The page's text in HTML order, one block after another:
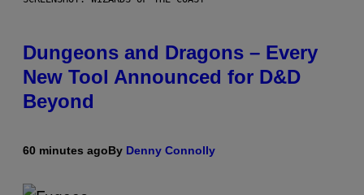
Dungeons and Dragons – Every
New Tool Announced for D&D
Beyond
60 minutes agoBy Denny Connolly